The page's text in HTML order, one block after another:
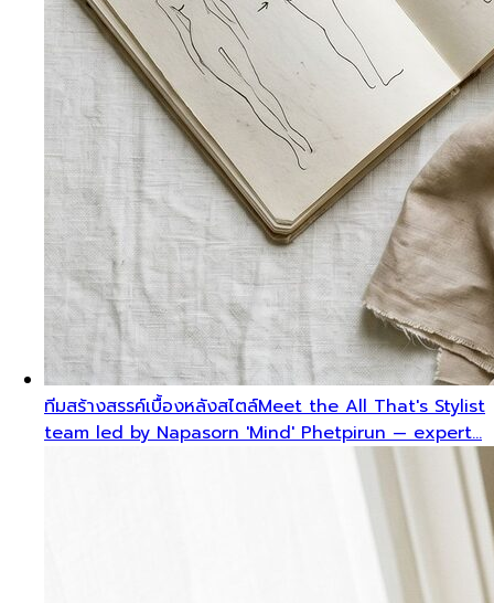
ทีมสร้างสรรค์เบื้องหลังสไตล์Meet the All That's Stylist
team led by Napasorn 'Mind' Phetpirun — expert…